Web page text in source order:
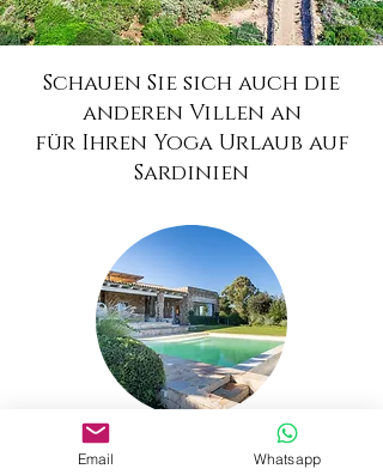
Schauen Sie sich auch die
anderen Villen an
für Ihren Yoga Urlaub auf
Sardinien
Yoga retreat center
Email Whatsapp